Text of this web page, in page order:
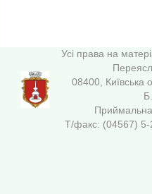
Усі права на
08400, Київська
Т/факс: